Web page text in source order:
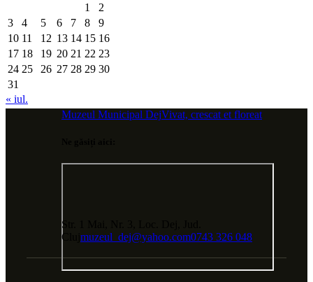
1
2
3
4 5 6 7 8
9
10 11 12 13 14 15 16
17 18 19 20 21 22 23
24 25 26 27 28 29 30
31
« iul.
Muzeul Municipal DejVivat, crescat et floreat
Str. 1 Mai, Nr. 3, Loc. Dej, Jud.
Cluj muzeul_dej@yahoo.com0743 326 048